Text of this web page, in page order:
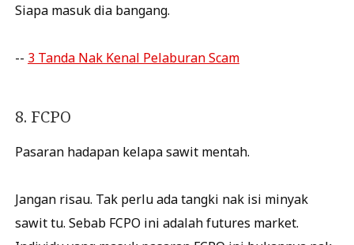
Siapa masuk dia bangang.
-- 3 Tanda Nak Kenal Pelaburan Scam
8. FCPO
Pasaran hadapan kelapa sawit mentah.
Jangan risau. Tak perlu ada tangki nak isi minyak
sawit tu. Sebab FCPO ini adalah futures market.